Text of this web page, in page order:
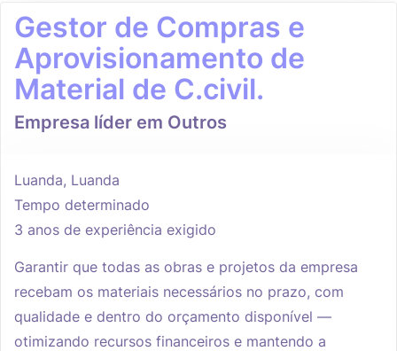
Gestor de Compras e
Aprovisionamento de
Material de C.civil.
Empresa líder em Outros
Luanda, Luanda
Tempo determinado
3 anos de experiência exigido
Garantir que todas as obras e projetos da empresa
recebam os materiais necessários no prazo, com
qualidade e dentro do orçamento disponível —
otimizando recursos financeiros e mantendo a